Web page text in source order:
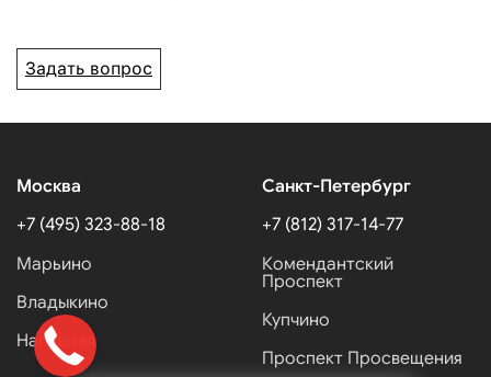
Задать вопрос
Москва
+7 (495) 323-88-18
Марьино
Владыкино
Нагорная
Санкт-Петербург
+7 (812) 317-14-77
Комендантский
Проспект
Купчино
Проспект Просвещения